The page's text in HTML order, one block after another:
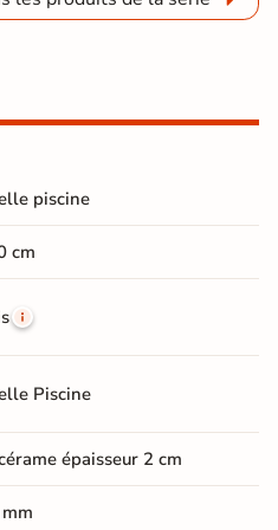
piscine
cm
Piscine
épaisseur 2 cm